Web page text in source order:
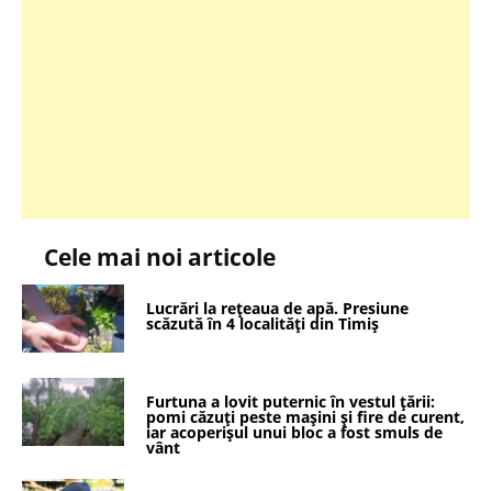
Cele mai noi articole
Lucrări la rețeaua de apă. Presiune
scăzută în 4 localități din Timiș
Furtuna a lovit puternic în vestul țării:
pomi căzuți peste mașini și fire de curent,
iar acoperișul unui bloc a fost smuls de
vânt